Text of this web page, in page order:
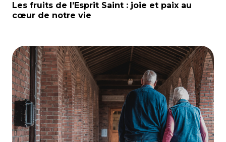
Les fruits de l’Esprit Saint : joie et paix au
cœur de notre vie